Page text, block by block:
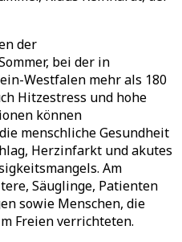
der
bei der in
Westfalen mehr als 180
Hitzestress und hohe
können
menschliche Gesundheit
Herzinfarkt und akutes
Am
Säuglinge, Patienten
sowie Menschen, die
Freien verrichteten.